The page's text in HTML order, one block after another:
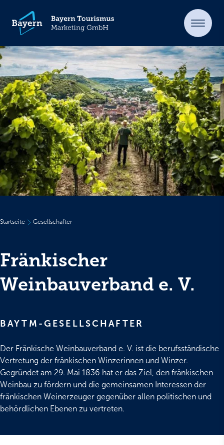
Startseite Gesellschafter
Fränkischer
Weinbauverband e. V.
BAYTM-GESELLSCHAFTER
Der Fränkische Weinbauverband e. V. ist die berufsständische
Vertretung der fränkischen Winzerinnen und Winzer.
Gegründet am 29. Mai 1836 hat er das Ziel, den fränkischen
Weinbau zu fördern und die gemeinsamen Interessen der
fränkischen Weinerzeuger gegenüber allen politischen und
behördlichen Ebenen zu vertreten.